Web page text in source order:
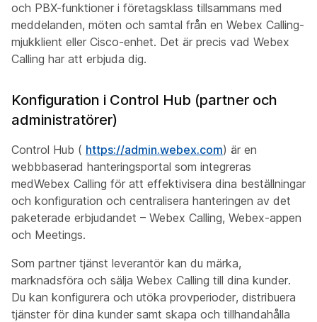
och PBX-funktioner i företagsklass tillsammans med
meddelanden, möten och samtal från en Webex Calling-
mjukklient eller Cisco-enhet. Det är precis vad Webex
Calling har att erbjuda dig.
Konfiguration i Control Hub (partner och
administratörer)
Control Hub ( https://admin.webex.com) är en
webbbaserad hanteringsportal som integreras
medWebex Calling för att effektivisera dina beställningar
och konfiguration och centralisera hanteringen av det
paketerade erbjudandet – Webex Calling, Webex-appen
och Meetings.
Som partner tjänst leverantör kan du märka,
marknadsföra och sälja Webex Calling till dina kunder.
Du kan konfigurera och utöka provperioder, distribuera
tjänster för dina kunder samt skapa och tillhandahålla